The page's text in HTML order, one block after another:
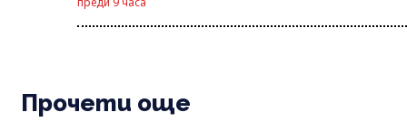
Прочети още